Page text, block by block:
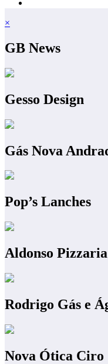
×
GB News
Gesso Design
Gás Nova
Pop’s Lanches
Aldonso
Rodrigo Gás e
Nova Ótica Ciro